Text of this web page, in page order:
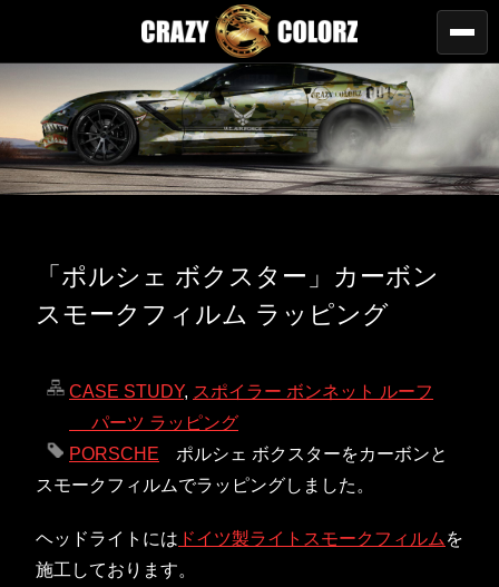
「ポルシェ ボクスター」カーボン
スモークフィルム ラッピング
CASE STUDY, スポイラー ボンネット ルーフ
パーツ ラッピング
PORSCHE
ポルシェ ボクスターをカーボンと
スモークフィルムでラッピングしました。
ヘッドライトには ドイツ製ライトスモークフィルム を
施工しております。